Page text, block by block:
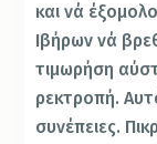
και νά
Ιβήρων νά
τιμωρήση
ρεκτροπή.
συνέπειες.